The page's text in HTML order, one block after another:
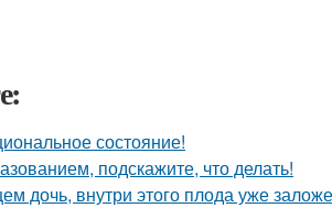
состояние!
подскажите, что делать!
дочь, внутри этого плода уже